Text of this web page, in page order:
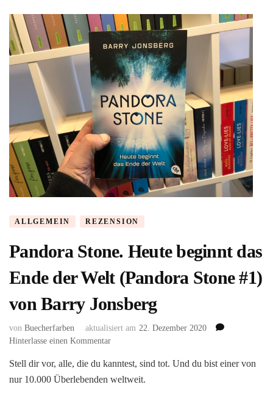
Chris
Bradford
ALLGEMEIN REZENSION
Pandora Stone. Heute beginnt das
Ende der Welt (Pandora Stone #1)
von Barry Jonsberg
von Buecherfarben aktualisiert am 22. Dezember 2020
Hinterlasse einen Kommentarzu
Stone.
Heute
Stell dir vor, alle, die du kanntest, sind tot. Und du bist einer von
nur 10.000 Überlebenden weltweit.